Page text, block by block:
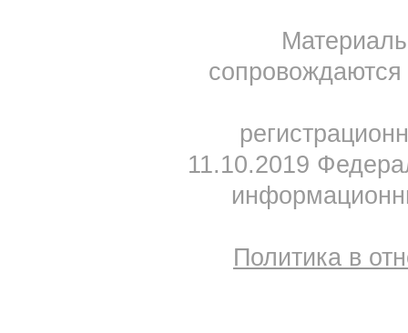
11.10.2019
Политика в